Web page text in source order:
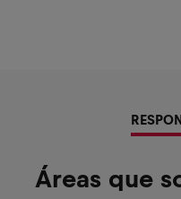
Áreas que